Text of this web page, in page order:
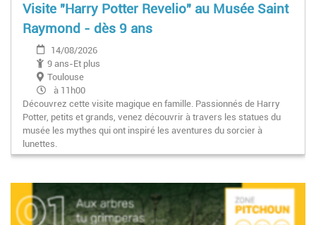
Visite "Harry Potter Revelio" au Musée Saint
Raymond - dès 9 ans
14/08/2026
9 ans-Et plus
Toulouse
à 11h00
Découvrez cette visite magique en famille. Passionnés de Harry
Potter, petits et grands, venez découvrir à travers les statues du
musée les mythes qui ont inspiré les aventures du sorcier à
lunettes.